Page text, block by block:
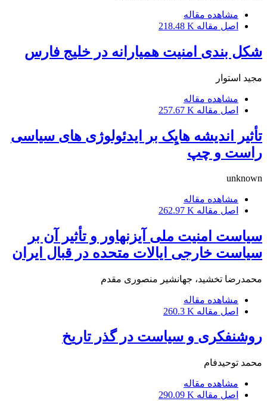
مشاهده مقاله
اصل مقاله 218.48 K
شکل بندی امنیت همیارانه در خلیج فارس
مجید استوار
مشاهده مقاله
اصل مقاله 257.67 K
تأثیر اندیشه هایِک بر ایدئولوژی های سیاسی
راست و چپ
unknown
مشاهده مقاله
اصل مقاله 262.97 K
سیاست امنیت ملی آیزنهاور و تأثیر آن بر
سیاست خارجی ایالات متحده در قبال ایران
محمدرضا تخشید، جهانشیر منصوری مقدم
مشاهده مقاله
اصل مقاله 260.3 K
روشنفکری و سیاست در گذر تاریخ
محمد توحیدفام
مشاهده مقاله
اصل مقاله 290.09 K